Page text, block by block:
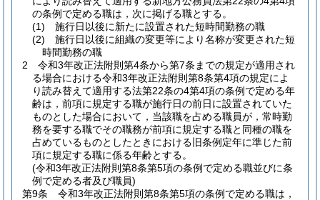
の条例で定める職は，次に掲げる職とする。
(1)
施行日以後に新たに設置された短時間勤務の職
(2)
施行日以後に組織の変更等により名称が変更された短
時間勤務の職
2
令和3年改正法附則第4条から第7条までの規定が適用され
る場合における令和3年改正法附則第8条第4項の規定によ
り読み替えて適用する法第22条の4第4項の条例で定める年
齢は，前項に規定する職が施行日の前日に設置されていた
ものとした場合において，当該職を占める職員が，常時勤
務を要する職でその職務が前項に規定する職と同種の職を
占めているものとしたときにおける旧条例定年に準じた前
項に規定する職に係る年齢とする。
(令和3年改正法附則第8条第5項の条例で定める職並びに条
例で定める者及び職員)
第9条
令和3年改正法附則第8条第5項の条例で定める職は，